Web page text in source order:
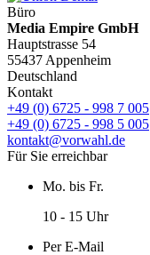
Büro
Media Empire GmbH
Hauptstrasse 54
55437 Appenheim
Deutschland
Kontakt
+49 (0) 6725 - 998 7 005
+49 (0) 6725 - 998 5 005
kontakt@vorwahl.de
Für Sie erreichbar
Mo. bis Fr.
10 - 15 Uhr
Per E-Mail